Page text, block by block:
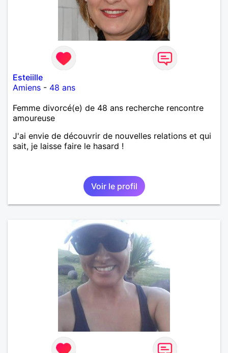
Esteiille
Amiens - 48 ans
Femme divorcé(e) de 48 ans recherche rencontre
amoureuse
J'ai envie de découvrir de nouvelles relations et qui
sait, je laisse faire le hasard !
Voir le profil